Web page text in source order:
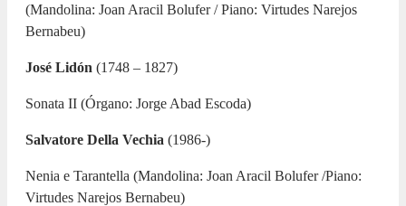
(Mandolina: Joan Aracil Bolufer /Piano: Virtudes Narejos
Bernabeu)
José Lidón (1748 – 1827)
Sonata II (Órgano: Jorge Abad Escoda)
Salvatore Della Vechia (1986-)
Nenia e Tarantella (Mandolina: Joan Aracil Bolufer /Piano:
Virtudes Narejos Bernabeu)